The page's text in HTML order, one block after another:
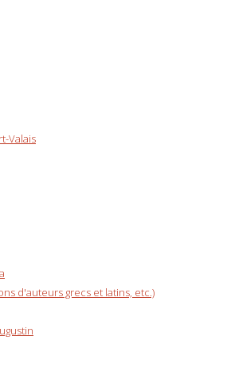
Valais
d'auteurs grecs et latins, etc.)